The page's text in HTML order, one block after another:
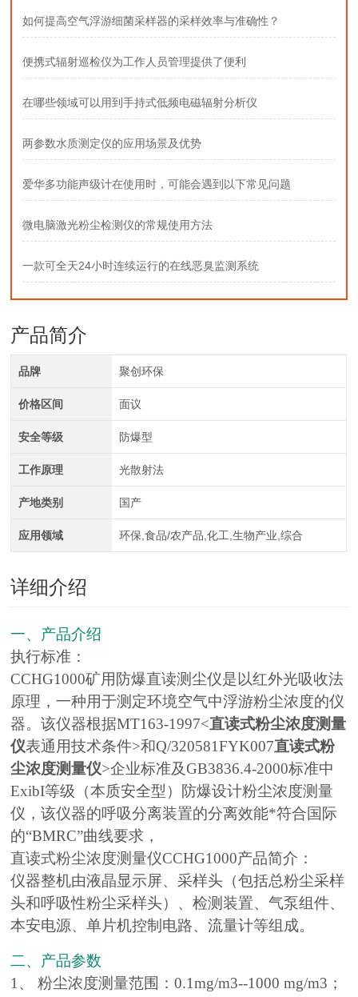
如何提高空气浮游细菌采样器的采样效率与准确性？
便携式辐射巡检仪为工作人员管理提供了便利
在哪些领域可以用到手持式低频电磁辐射分析仪
两参数水质测定仪的应用场景及优势
爱华多功能声级计在使用时，可能会遇到以下常见问题
微电脑激光粉尘检测仪的常规使用方法
一款可全天24小时连续运行的在线恶臭监测系统
产品简介
品牌 聚创环保
价格区间 面议
安全等级 防爆型
工作原理 光散射法
产地类别 国产
应用领域 环保,食品/农产品,化工,生物产业,综合
详细介绍
一、产品介绍
执行标准：
CCHG1000矿用防爆直读测尘仪是以红外光吸收法
原理，一种用于测定环境空气中浮游粉尘浓度的仪
器。该仪器根据MT163-1997<直读式粉尘浓度测量
仪表通用技术条件>和Q/320581FYK007直读式粉
尘浓度测量仪>企业标准及GB3836.4-2000标准中
ExibI等级（本质安全型）防爆设计粉尘浓度测量
仪，该仪器的呼吸分离装置的分离效能*符合国际
的“BMRC”曲线要求，
直读式粉尘浓度测量仪CCHG1000产品简介：
仪器整机由液晶显示屏、采样头（包括总粉尘采样
头和呼吸性粉尘采样头）、检测装置、气泵组件、
本安电源、单片机控制电路、流量计等组成。
二、产品参数
1、 粉尘浓度测量范围：0.1mg/m3--1000 mg/m3；